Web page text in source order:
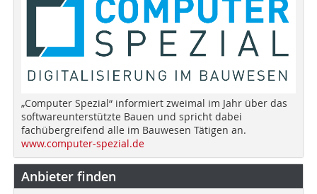
„Computer Spezial“ informiert zweimal im Jahr über das
softwareunterstützte Bauen und spricht dabei
fachübergreifend alle im Bauwesen Tätigen an.
www.computer-spezial.de
Anbieter finden